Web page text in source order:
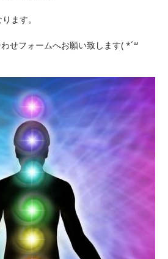
ます。
せフォームへお願い致します( *´꒳